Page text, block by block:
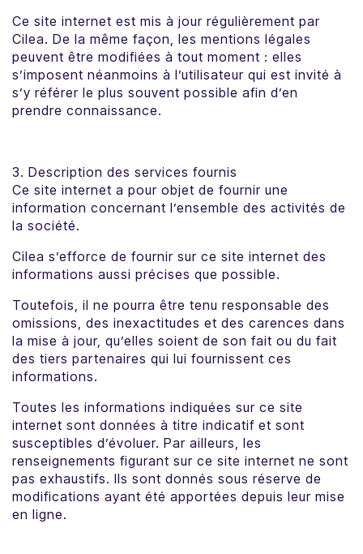
Ce site internet est mis à jour régulièrement par
Cilea. De la même façon, les mentions légales
peuvent être modifiées à tout moment : elles
s’imposent néanmoins à l’utilisateur qui est invité à
s’y référer le plus souvent possible afin d’en
prendre connaissance.
3. Description des services fournis
Ce site internet a pour objet de fournir une
information concernant l’ensemble des activités de
la société.
Cilea s’efforce de fournir sur ce site internet des
informations aussi précises que possible.
Toutefois, il ne pourra être tenu responsable des
omissions, des inexactitudes et des carences dans
la mise à jour, qu’elles soient de son fait ou du fait
des tiers partenaires qui lui fournissent ces
informations.
Toutes les informations indiquées sur ce site
internet sont données à titre indicatif et sont
susceptibles d’évoluer. Par ailleurs, les
renseignements figurant sur ce site internet ne sont
pas exhaustifs. Ils sont donnés sous réserve de
modifications ayant été apportées depuis leur mise
en ligne.